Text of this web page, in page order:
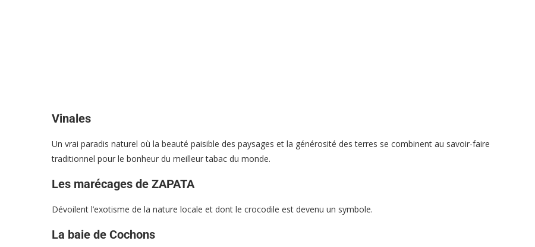
Vinales
Un vrai paradis naturel où la beauté paisible des paysages et la générosité des terres se combinent au savoir-faire
traditionnel pour le bonheur du meilleur tabac du monde.
Les marécages de ZAPATA
Dévoilent l’exotisme de la nature locale et dont le crocodile est devenu un symbole.
La baie de Cochons